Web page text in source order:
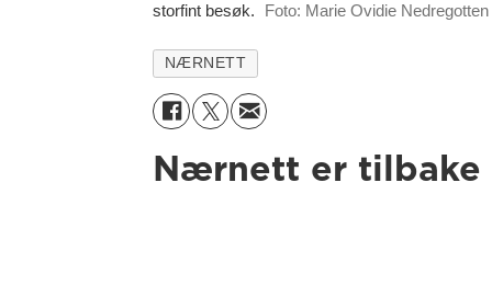
storfint besøk. Foto: Marie Ovidie
NÆRNETT
Nærnett er tilbake